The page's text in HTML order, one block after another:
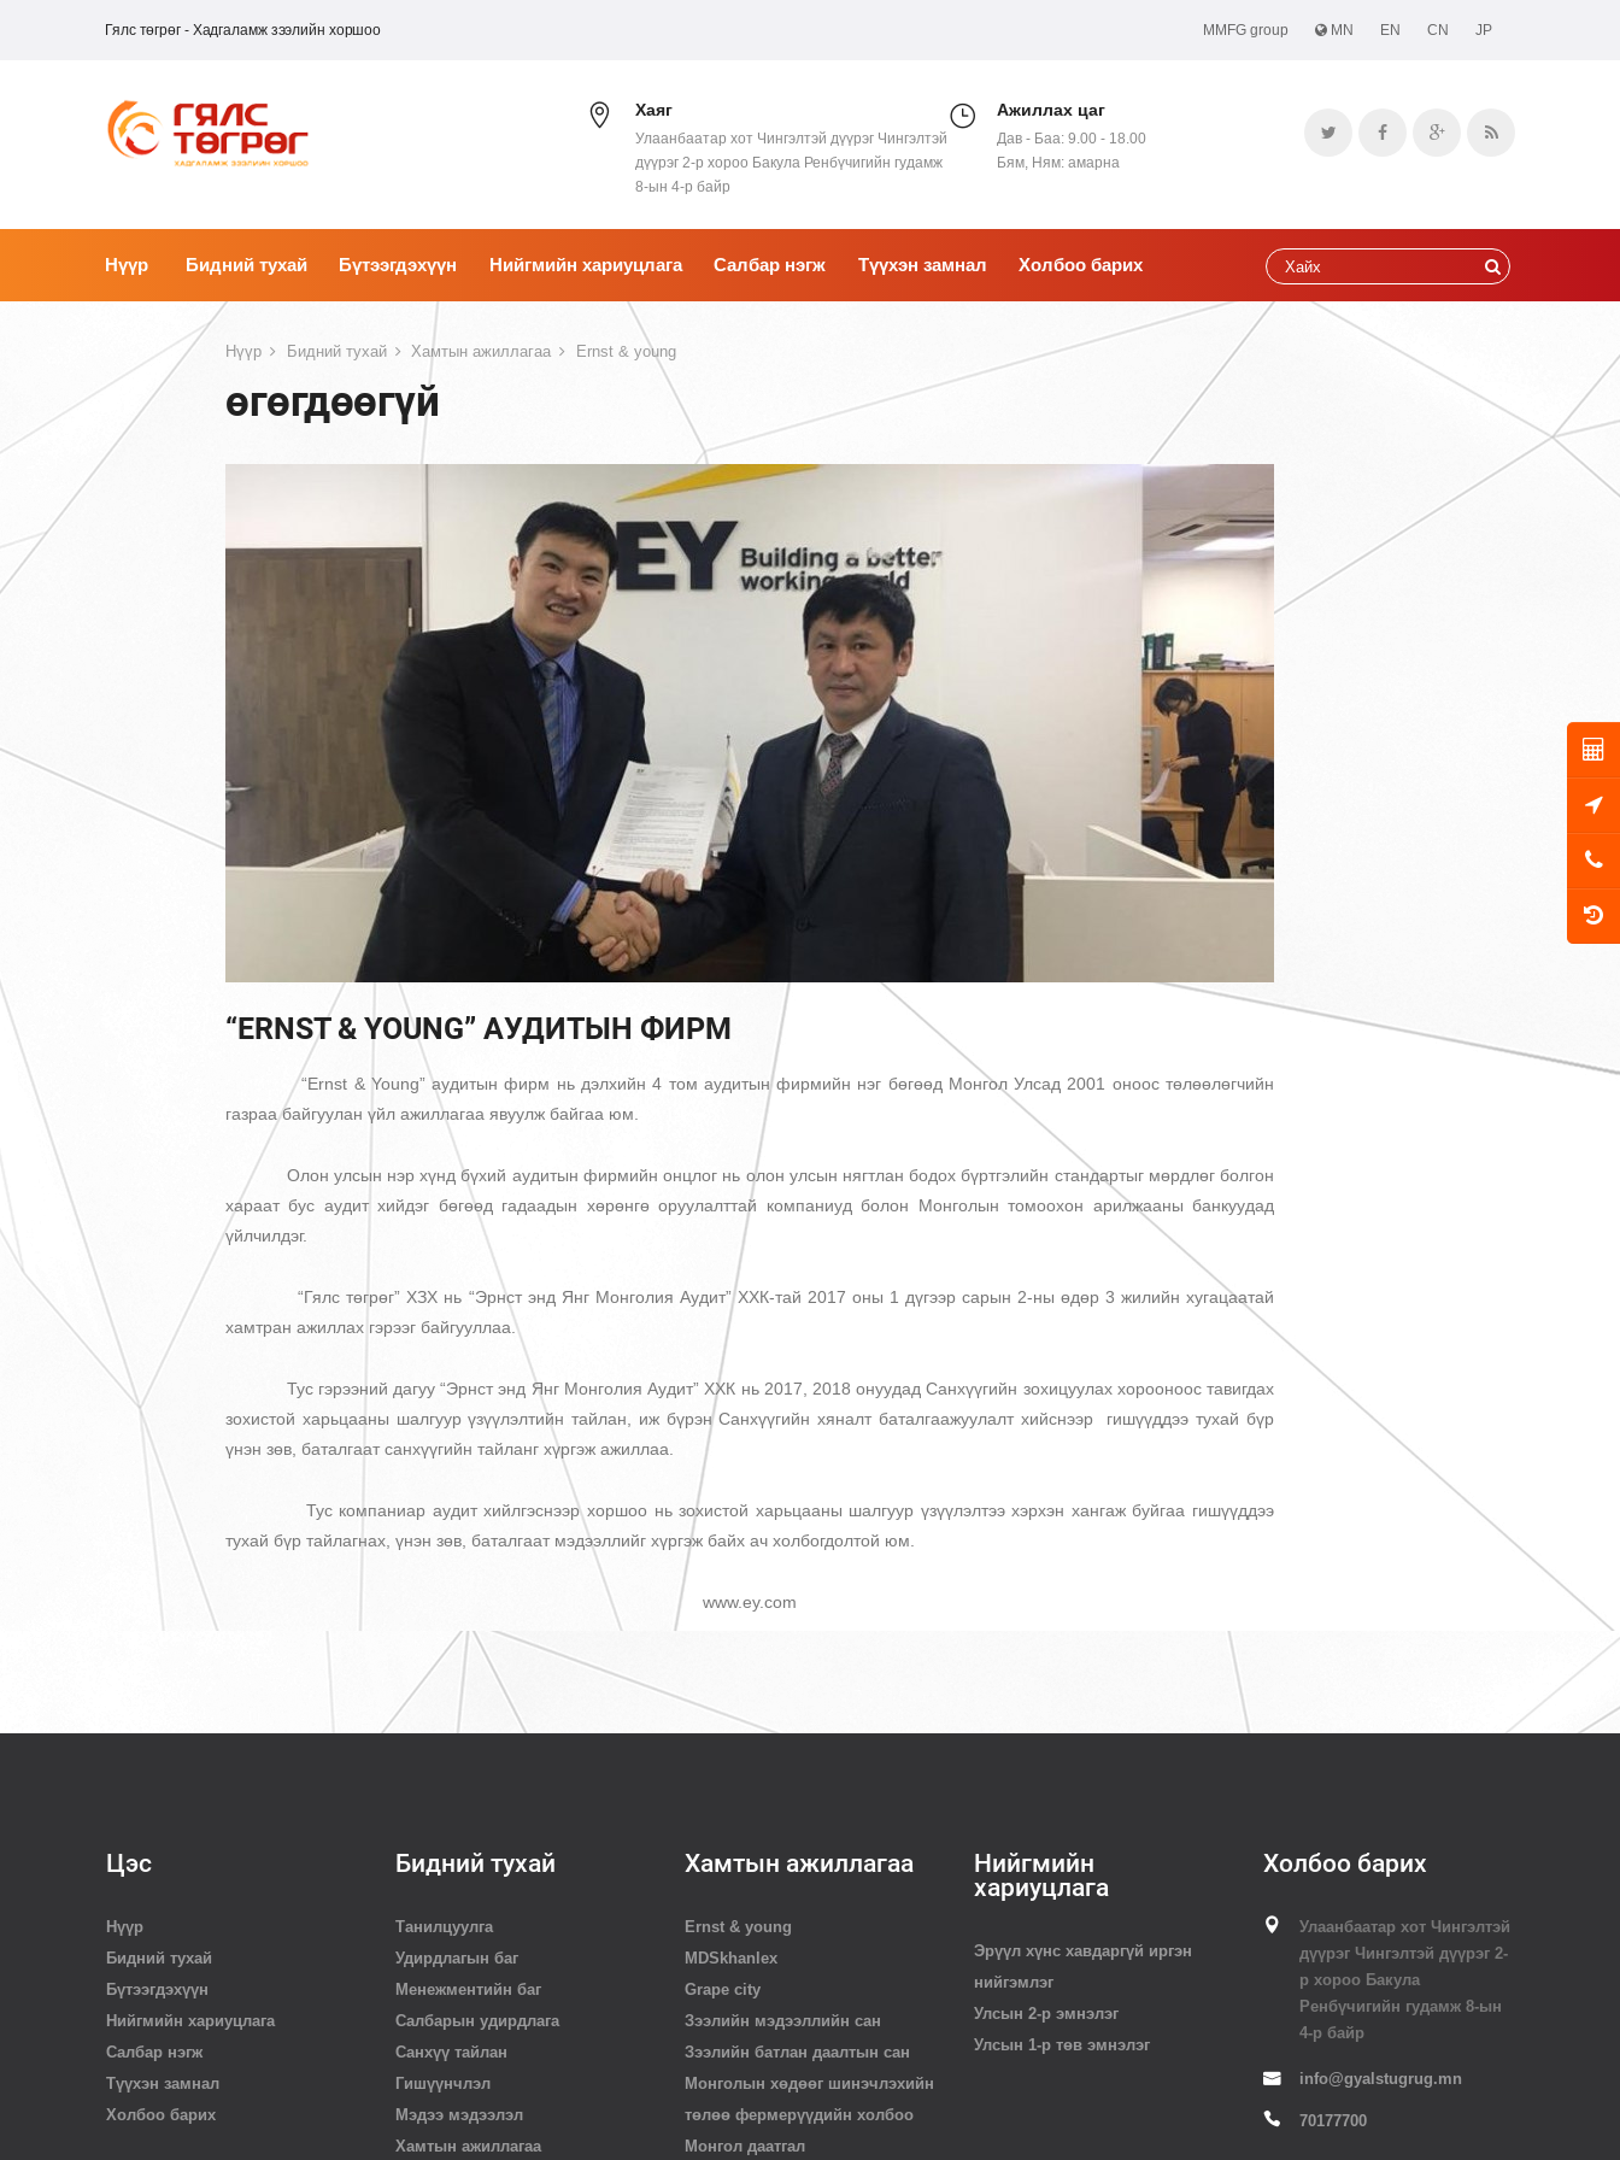
Гялс төгрөг - Хадгаламж зээлийн хоршоо MMFG group MN EN CN JP
Ажиллах цаг
Дав - Баа: 9.00 - 18.00
Бям, Ням: амарна
Хаяг
Улаанбаатар хот Чингэлтэй дүүрэг Чингэлтэй
дүүрэг 2-р хороо Бакула Ренбүчигийн гудамж
8-ын 4-р байр
Нүүр Бидний тухай Бүтээгдэхүүн Нийгмийн хариуцлага Салбар нэгж Түүхэн замнал Холбоо барих
Нүүр Бидний тухай Хамтын ажиллагаа Ernst & young
өгөгдөөгүй
“ERNST & YOUNG” АУДИТЫН ФИРМ
“Ernst & Young” аудитын фирм нь дэлхийн 4 том аудитын фирмийн нэг бөгөөд Монгол Улсад 2001 оноос төлөөлөгчийн
газраа байгуулан үйл ажиллагаа явуулж байгаа юм.
Олон улсын нэр хүнд бүхий аудитын фирмийн онцлог нь олон улсын нягтлан бодох бүртгэлийн стандартыг мөрдлөг болгон
хараат бус аудит хийдэг бөгөөд гадаадын хөрөнгө оруулалттай компаниуд болон Монголын томоохон арилжааны банкуудад
үйлчилдэг.
“Гялс төгрөг” ХЗХ нь “Эрнст энд Янг Монголия Аудит” ХХК-тай 2017 оны 1 дүгээр сарын 2-ны өдөр 3 жилийн хугацаатай
хамтран ажиллах гэрээг байгууллаа.
Тус гэрээний дагуу “Эрнст энд Янг Монголия Аудит” ХХК нь 2017, 2018 онуудад Санхүүгийн зохицуулах хорооноос тавигдах
зохистой харьцааны шалгуур үзүүлэлтийн тайлан, иж бүрэн Санхүүгийн хяналт баталгаажуулалт хийснээр гишүүддээ тухай бүр
үнэн зөв, баталгаат санхүүгийн тайланг хүргэж ажиллаа.
Тус компаниар аудит хийлгэснээр хоршоо нь зохистой харьцааны шалгуур үзүүлэлтээ хэрхэн хангаж буйгаа гишүүддээ
тухай бүр тайлагнах, үнэн зөв, баталгаат мэдээллийг хүргэж байх ач холбогдолтой юм.
www.ey.com
Цэс
Нүүр
Бидний тухай
Бүтээгдэхүүн
Нийгмийн хариуцлага
Салбар нэгж
Түүхэн замнал
Холбоо барих
Бидний тухай
Танилцуулга
Удирдлагын баг
Менежментийн баг
Салбарын удирдлага
Санхүү тайлан
Гишүүнчлэл
Мэдээ мэдээлэл
Хамтын ажиллагаа
Хамтын ажиллагаа
Ernst & young
MDSkhanlex
Grape city
Зээлийн мэдээллийн сан
Зээлийн батлан даалтын сан
Монголын хөдөөг шинэчлэхийн
төлөө фермерүүдийн холбоо
Монгол даатгал
Нийгмийн
хариуцлага
Эрүүл хүнс хавдаргүй иргэн
нийгэмлэг
Улсын 2-р эмнэлэг
Улсын 1-р төв эмнэлэг
Холбоо барих
Улаанбаатар хот Чингэлтэй
дүүрэг Чингэлтэй дүүрэг 2-
р хороо Бакула
Ренбүчигийн гудамж 8-ын
4-р байр
info@gyalstugrug.mn
70177700